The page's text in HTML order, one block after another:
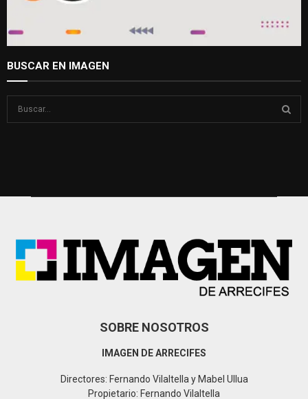
BUSCAR EN IMAGEN
SOBRE NOSOTROS
IMAGEN DE ARRECIFES
Directores: Fernando Vilaltella y Mabel Ullua
Propietario: Fernando Vilaltella